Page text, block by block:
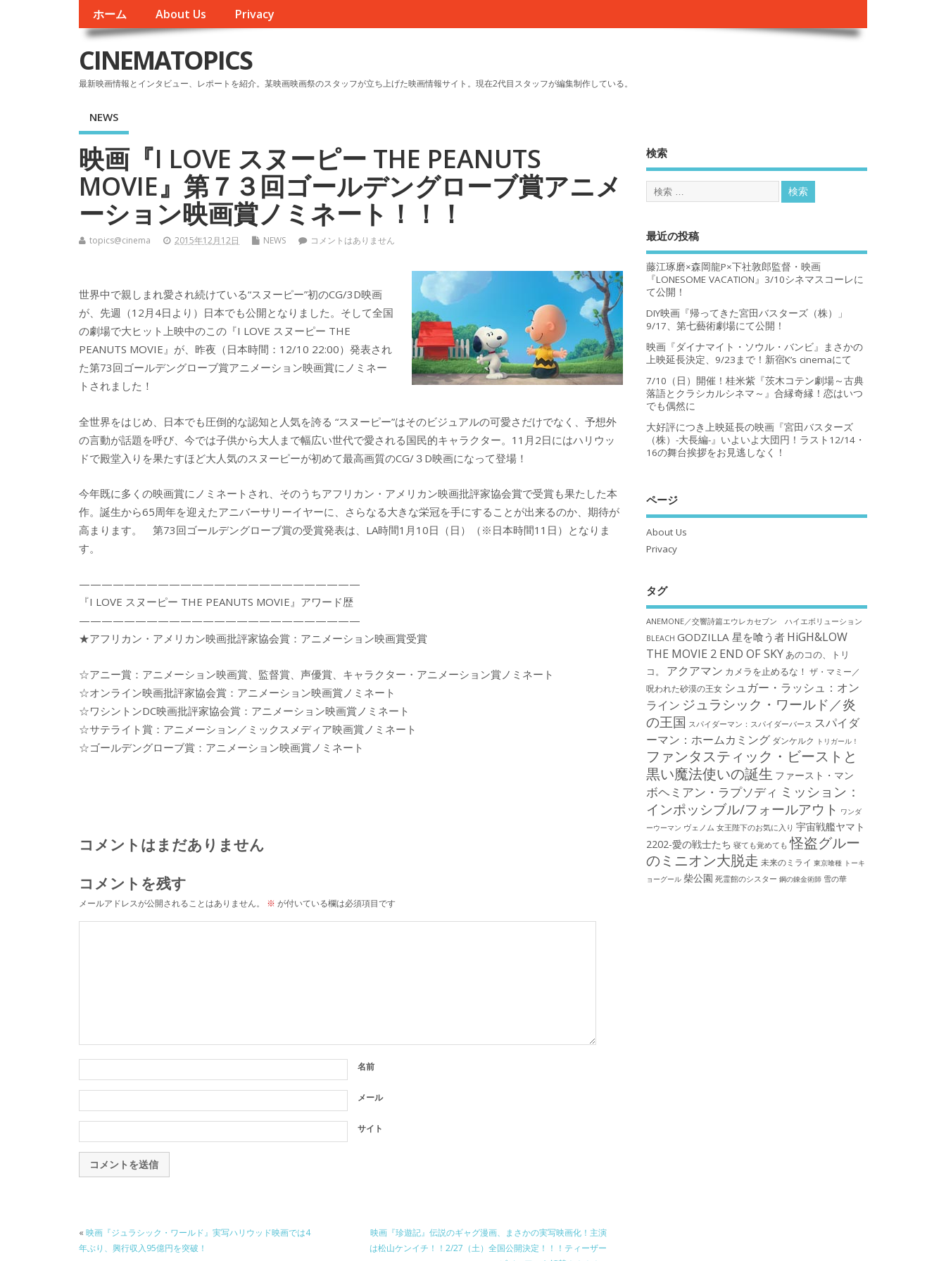
ホーム About Us Privacy
CINEMATOPICS
最新映画情報とインタビュー、レポートを紹介。某映画映画祭のスタッフが立ち上げた映画情報サイト。現在2代目スタッフが編集制作している。
NEWS
映画『I LOVE スヌーピー THE PEANUTS
MOVIE』第７３回ゴールデングローブ賞アニメ
ーション映画賞ノミネート！！！
topics@cinema 2015年12月12日 NEWS コメントはありません
世界中で親しまれ愛され続けている“スヌーピー”初のCG/3D映画
が、先週（12月4日より）日本でも公開となりました。そして全国
の劇場で大ヒット上映中のこの『I LOVE スヌーピー THE
PEANUTS MOVIE』が、昨夜（日本時間：12/10 22:00）発表され
た第73回ゴールデングローブ賞アニメーション映画賞にノミネー
トされました！
全世界をはじめ、日本でも圧倒的な認知と人気を誇る “スヌーピー”はそのビジュアルの可愛さだけでなく、予想外
の言動が話題を呼び、今では子供から大人まで幅広い世代で愛される国民的キャラクター。11月2日にはハリウッ
ドで殿堂入りを果たすほど大人気のスヌーピーが初めて最高画質のCG/３D映画になって登場！
今年既に多くの映画賞にノミネートされ、そのうちアフリカン・アメリカン映画批評家協会賞で受賞も果たした本
作。誕生から65周年を迎えたアニバーサリーイヤーに、さらなる大きな栄冠を手にすることが出来るのか、期待が
高まります。 第73回ゴールデングローブ賞の受賞発表は、LA時間1月10日（日）（※日本時間11日）となりま
す。
—————————————————————————
『I LOVE スヌーピー THE PEANUTS MOVIE』アワード歴
—————————————————————————
★アフリカン・アメリカン映画批評家協会賞：アニメーション映画賞受賞
☆アニー賞：アニメーション映画賞、監督賞、声優賞、キャラクター・アニメーション賞ノミネート
☆オンライン映画批評家協会賞：アニメーション映画賞ノミネート
☆ワシントンDC映画批評家協会賞：アニメーション映画賞ノミネート
☆サテライト賞：アニメーション／ミックスメディア映画賞ノミネート
☆ゴールデングローブ賞：アニメーション映画賞ノミネート
コメントはまだありません
コメントを残す
メールアドレスが公開されることはありません。 ※ が付いている欄は必須項目です
名前
メール
サイト
« 映画『ジュラシック・ワールド』実写ハリウッド映画では4
年ぶり、興行収入95億円を突破！
映画『珍遊記』伝説のギャグ漫画、まさかの実写映画化！主演
は松山ケンイチ！！2/27（土）全国公開決定！！！ティーザー
検索
最近の投稿
藤江琢磨×森岡龍P×下社敦郎監督・映画
『LONESOME VACATION』3/10シネマスコーレに
て公開！
DIY映画『帰ってきた宮田バスターズ（株）」
9/17、第七藝術劇場にて公開！
映画『ダイナマイト・ソウル・バンビ』まさかの
上映延長決定、9/23まで！新宿K’s cinemaにて
7/10（日）開催！桂米紫『茨木コテン劇場～古典
落語とクラシカルシネマ～』合縁奇縁！恋はいつ
でも偶然に
大好評につき上映延長の映画『宮田バスターズ
（株）-大長編-』いよいよ大団円！ラスト12/14・
16の舞台挨拶をお見逃しなく！
ページ
About Us
Privacy
タグ
ANEMONE／交響詩篇エウレカセブン ハイエボリューション
BLEACH GODZILLA 星を喰う者 HiGH&LOW
THE MOVIE 2 END OF SKY あのコの、トリ
コ。
アクアマン カメラを止めるな！ ザ・マミー／
呪われた砂漠の王女 シュガー・ラッシュ：オン
ライン ジュラシック・ワールド／炎
の王国 スパイダーマン：スパイダーバース スパイダ
ーマン：ホームカミング ダンケルク トリガール！
ファンタスティック・ビーストと
黒い魔法使いの誕生 ファースト・マン
ボヘミアン・ラプソディ ミッション：
インポッシブル/フォールアウト ワンダ
ーウーマン ヴェノム 女王陛下のお気に入り 宇宙戦艦ヤマト
2202-愛の戦士たち 寝ても覚めても 怪盗グルー
のミニオン大脱走 未来のミライ 東京喰種 トーキ
ョーグール 柴公園 死霊館のシスター 鋼の錬金術師 雪の華